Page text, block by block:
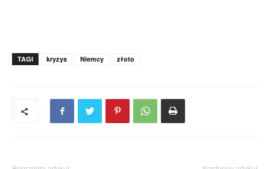
TAGI kryzys Niemcy złoto